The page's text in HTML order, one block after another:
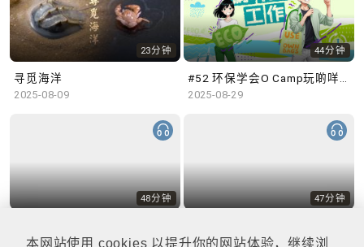
本网站使用 cookies 以提升你的网站体验，继续浏
23分钟
寻觅海洋
2025-08-09
44分钟
#52 环保学会O Camp玩啲咩？ | 参与学生: Sammi、Cardi、Charles (香港科技大学 环境管理及科技学生联会)
2025-08-29
48分钟
2025-08-22
47分钟
2025-08-15